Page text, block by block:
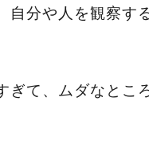
分や人を観察す
て、ムダなとこ